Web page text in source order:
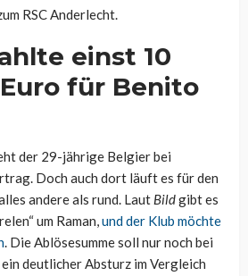
RSC Anderlecht.
einst 10
für Benito
der 29-jährige Belgier bei
Doch auch dort läuft es für den
andere als rund. Laut Bildgibt es
um Raman,und der Klub möchte
. Die Ablösesumme soll nur noch bei
deutlicher Absturz im Vergleich